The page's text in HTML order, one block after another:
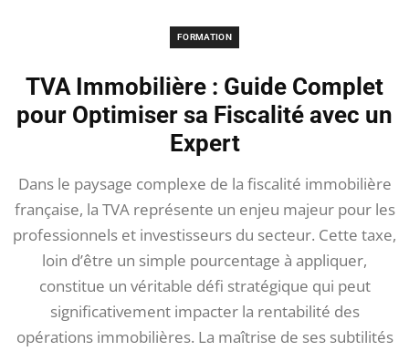
FORMATION
TVA Immobilière : Guide Complet
pour Optimiser sa Fiscalité avec un
Expert
Dans le paysage complexe de la fiscalité immobilière
française, la TVA représente un enjeu majeur pour les
professionnels et investisseurs du secteur. Cette taxe,
loin d’être un simple pourcentage à appliquer,
constitue un véritable défi stratégique qui peut
significativement impacter la rentabilité des
opérations immobilières. La maîtrise de ses subtilités